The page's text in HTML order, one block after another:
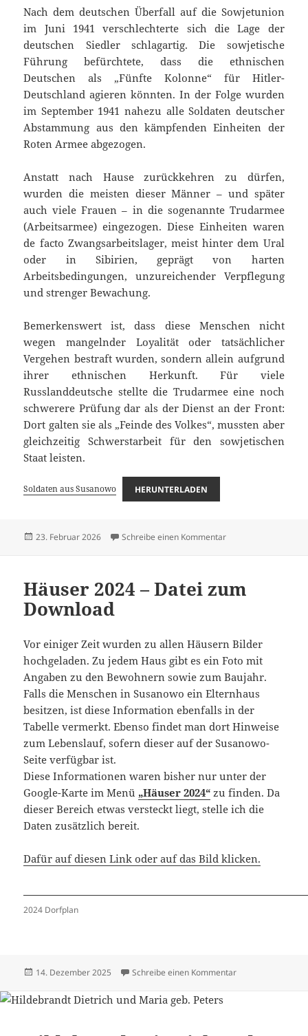
Nach dem deutschen Überfall auf die Sowjetunion
im Juni 1941 verschlechterte sich die Lage der
deutschen Siedler schlagartig. Die sowjetische
Führung befürchtete, dass die ethnischen
Deutschen als „Fünfte Kolonne“ für Hitler-
Deutschland agieren könnten. In der Folge wurden
im September 1941 nahezu alle Soldaten deutscher
Abstammung aus den kämpfenden Einheiten der
Roten Armee abgezogen.
Anstatt nach Hause zurückkehren zu dürfen,
wurden die meisten dieser Männer – und später
auch viele Frauen – in die sogenannte Trudarmee
(Arbeitsarmee) eingezogen. Diese Einheiten waren
de facto Zwangsarbeitslager, meist hinter dem Ural
oder in Sibirien, geprägt von harten
Arbeitsbedingungen, unzureichender Verpflegung
und strenger Bewachung.
Bemerkenswert ist, dass diese Menschen nicht
wegen mangelnder Loyalität oder tatsächlicher
Vergehen bestraft wurden, sondern allein aufgrund
ihrer ethnischen Herkunft. Für viele
Russlanddeutsche stellte die Trudarmee eine noch
schwerere Prüfung dar als der Dienst an der Front:
Dort galten sie als „Feinde des Volkes“, mussten aber
gleichzeitig Schwerstarbeit für den sowjetischen
Staat leisten.
Soldaten aus Susanowo HERUNTERLADEN
Veröffentlicht
23. Februar 2026 Schreibe einen Kommentarzu Soldaten aus
Häuser 2024 – Datei zum
Download
Vor einiger Zeit wurden zu allen Häusern Bilder
hochgeladen. Zu jedem Haus gibt es ein Foto mit
Angaben zu den Bewohnern sowie zum Baujahr.
Falls die Menschen in Susanowo ein Elternhaus
besitzen, ist diese Information ebenfalls in der
Tabelle vermerkt. Ebenso findet man dort Hinweise
zum Lebenslauf, sofern dieser auf der Susanowo-
Seite verfügbar ist.
Diese Informationen waren bisher nur unter der
Google-Karte im Menü „Häuser 2024“ zu finden. Da
dieser Bereich etwas versteckt liegt, stelle ich die
Daten zusätzlich bereit.
Dafür auf diesen Link oder auf das Bild klicken.
2024 Dorfplan
Veröffentlicht
14. Dezember 2025 Schreibe einen Kommentarzu Häuser 2024 –